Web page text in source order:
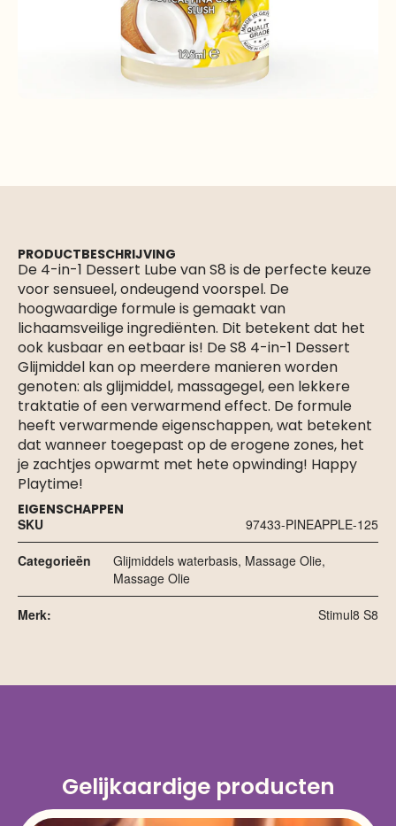
PRODUCTBESCHRIJVING
De 4-in-1 Dessert Lube van S8 is de perfecte keuze
voor sensueel, ondeugend voorspel. De
hoogwaardige formule is gemaakt van
lichaamsveilige ingrediënten. Dit betekent dat het
ook kusbaar en eetbaar is! De S8 4-in-1 Dessert
Glijmiddel kan op meerdere manieren worden
genoten: als glijmiddel, massagegel, een lekkere
traktatie of een verwarmend effect. De formule
heeft verwarmende eigenschappen, wat betekent
dat wanneer toegepast op de erogene zones, het
je zachtjes opwarmt met hete opwinding! Happy
Playtime!
EIGENSCHAPPEN
SKU
97433-PINEAPPLE-125
Categorieën Glijmiddels waterbasis, Massage Olie,
Massage Olie
Merk: Stimul8 S8
Gelijkaardige producten